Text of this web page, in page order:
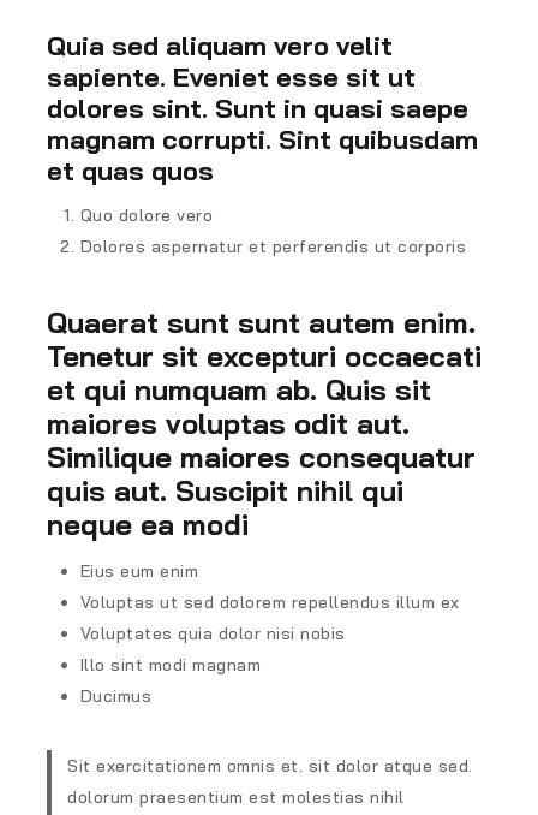
Quia sed aliquam vero velit
sapiente. Eveniet esse sit ut
dolores sint. Sunt in quasi saepe
magnam corrupti. Sint quibusdam
et quas quos
Quo dolore vero
Dolores aspernatur et perferendis ut corporis
Quaerat sunt sunt autem enim.
Tenetur sit excepturi occaecati
et qui numquam ab. Quis sit
maiores voluptas odit aut.
Similique maiores consequatur
quis aut. Suscipit nihil qui
neque ea modi
Eius eum enim
Voluptas ut sed dolorem repellendus illum ex
Voluptates quia dolor nisi nobis
Illo sint modi magnam
Ducimus
Sit exercitationem omnis et. sit dolor atque sed.
dolorum praesentium est molestias nihil